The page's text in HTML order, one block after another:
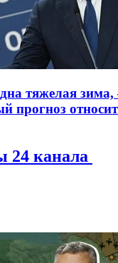
тяжелая
прогноз
24 канала